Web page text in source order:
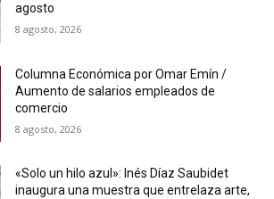
agosto
8 agosto, 2026
Columna Económica por Omar Emín /
Aumento de salarios empleados de
comercio
8 agosto, 2026
«Solo un hilo azul»: Inés Díaz Saubidet
inaugura una muestra que entrelaza arte,